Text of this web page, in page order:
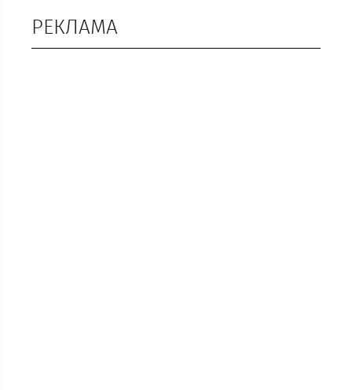
РЕКЛАМА